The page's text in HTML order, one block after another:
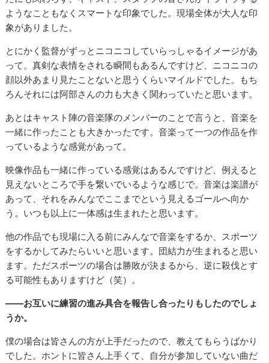
ようなこともなくスマートな印象でした。現場全体が大人な印
象がありました。
とにかく監督がずっとニコニコしていらっしゃるイメージがあ
って。真剣な表情をされる瞬間もあるんですけど、ニコニコの
顔以外あまり見たことないと思うくらいマイルドでした。もち
ろんそれには阿部さんの力も大きく関わっていたと思います。
あとはキャスト陣の音楽隊のメンバーのことで言うと、音楽を
一緒に作ったことも大きかったです。音楽って一つの作品を作
っているような感覚があって。
映像作品も一緒に作っている感覚はあるんですけど、例えると
見えないところで手を繋いでいるような感じで。音楽は楽譜が
あって、それをみんなでここまでという見えるゴールへ向か
う。いつも以上に一体感は生まれたと思います。
他の作品でも現場に入る前にみんなで音楽をするか、スポーツ
をするかしてみたらいいと思います。団結力が生まれると思い
ます。ただスポーツの場合は勝敗が決まるから、逆に殺伐とす
る可能性もありますけど（笑）。
――お互いに練習の進み具合を報告し合ったりもしたのでしょ
うか。
僕の場合は皆さんの方が上手だったので、教えてもらうばかり
でした。ホントに皆さん上手くて、自分が参加していない曲だ